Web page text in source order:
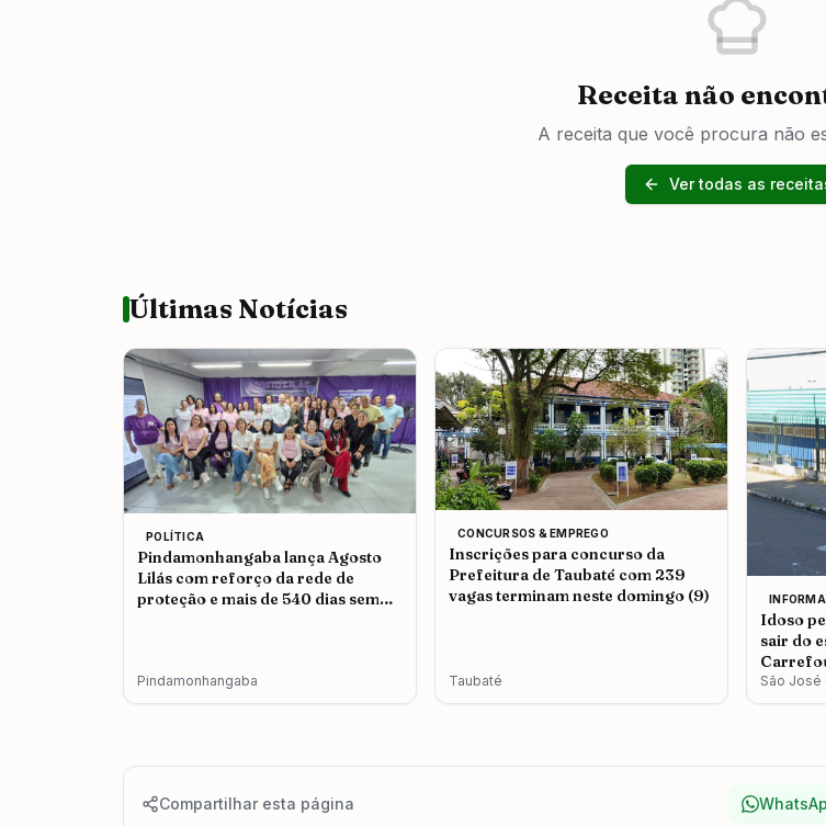
Receita não
A receita que você procura não
Ver todas as
Últimas Notícias
POLÍTICA
Pindamonhangaba lança Agosto
Lilás com reforço da rede de
proteção e mais de 540 dias sem
Pindamonhangaba
CONCURSOS & EMPREGO
Inscrições para concurso da
Prefeitura de Taubaté com 239
vagas terminam neste domingo (9)
Taubaté
Idoso
sair do
Campos
São José
Compartilhar esta página